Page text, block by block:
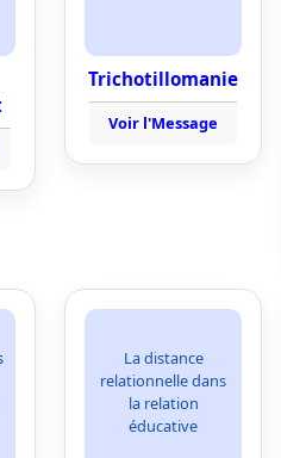
Trichotillomanie
Voir l'Message
La distance
relationnelle dans
la relation
éducative